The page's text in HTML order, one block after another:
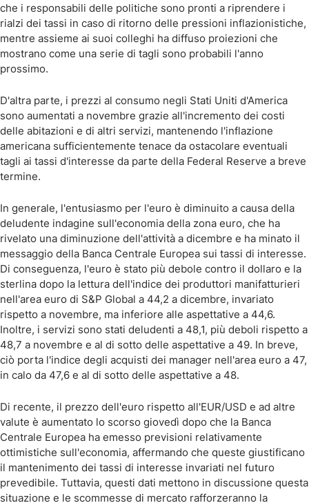
che i responsabili delle politiche sono pronti a riprendere i
rialzi dei tassi in caso di ritorno delle pressioni inflazionistiche,
mentre assieme ai suoi colleghi ha diffuso proiezioni che
mostrano come una serie di tagli sono probabili l'anno
prossimo.
D'altra parte, i prezzi al consumo negli Stati Uniti d'America
sono aumentati a novembre grazie all'incremento dei costi
delle abitazioni e di altri servizi, mantenendo l'inflazione
americana sufficientemente tenace da ostacolare eventuali
tagli ai tassi d'interesse da parte della Federal Reserve a breve
termine.
In generale, l'entusiasmo per l'euro è diminuito a causa della
deludente indagine sull'economia della zona euro, che ha
rivelato una diminuzione dell'attività a dicembre e ha minato il
messaggio della Banca Centrale Europea sui tassi di interesse.
Di conseguenza, l'euro è stato più debole contro il dollaro e la
sterlina dopo la lettura dell'indice dei produttori manifatturieri
nell'area euro di S&P Global a 44,2 a dicembre, invariato
rispetto a novembre, ma inferiore alle aspettative a 44,6.
Inoltre, i servizi sono stati deludenti a 48,1, più deboli rispetto a
48,7 a novembre e al di sotto delle aspettative a 49. In breve,
ciò porta l'indice degli acquisti dei manager nell'area euro a 47,
in calo da 47,6 e al di sotto delle aspettative a 48.
Di recente, il prezzo dell'euro rispetto all'EUR/USD e ad altre
valute è aumentato lo scorso giovedì dopo che la Banca
Centrale Europea ha emesso previsioni relativamente
ottimistiche sull'economia, affermando che queste giustificano
il mantenimento dei tassi di interesse invariati nel futuro
prevedibile. Tuttavia, questi dati mettono in discussione questa
situazione e le scommesse di mercato rafforzeranno la